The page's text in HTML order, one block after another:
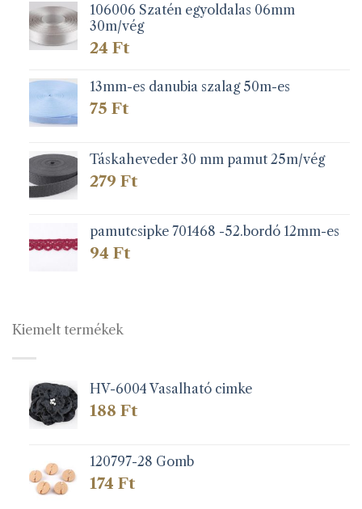
106006 Szatén egyoldalas 06mm
30m/vég
24 Ft
13mm-es danubia szalag 50m-es
75 Ft
Táskaheveder 30 mm pamut 25m/vég
279 Ft
pamutcsipke 701468 -52.bordó 12mm-es
94 Ft
Kiemelt termékek
HV-6004 Vasalható cimke
188 Ft
120797-28 Gomb
174 Ft